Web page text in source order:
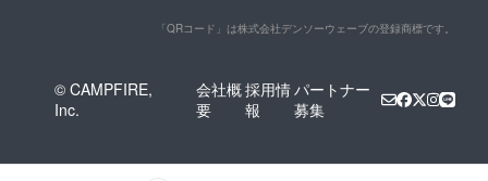
「QRコード」は株式会社デンソーウェーブの登録商標です。
© CAMPFIRE,
Inc.
会社概
要
採用情
報
パートナー
募集